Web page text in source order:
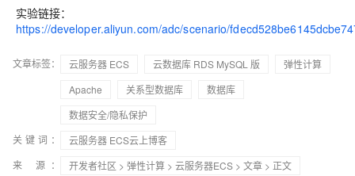
实验链接：
https://developer.aliyun.com/adc/scenario/
文章标签： 云服务器 ECS 云数据库 RDS MySQL 版
弹性计算
Apache
关系型数据库
数据库
数据安全/隐私保护
关键词：
云服务器 ECS云上博客
来 源：
开发者社区 > 弹性计算 > 云服务器ECS > 文章 > 正文